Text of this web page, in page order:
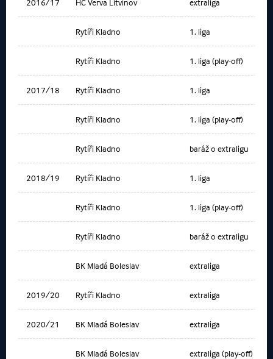
2016/17 HC Verva Litvínov extraliga
Rytíři Kladno 1. liga
Rytíři Kladno 1. liga (play-off)
2017/18 Rytíři Kladno 1. liga
Rytíři Kladno 1. liga (play-off)
Rytíři Kladno baráž o extraligu
2018/19 Rytíři Kladno 1. liga
Rytíři Kladno 1. liga (play-off)
Rytíři Kladno baráž o extraligu
BK Mladá Boleslav extraliga
2019/20 Rytíři Kladno extraliga
2020/21 BK Mladá Boleslav extraliga
BK Mladá Boleslav extraliga (play-off)